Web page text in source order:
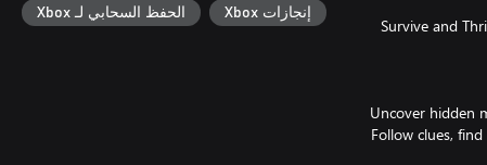
Survive and
Uncover hidden
Follow clues,
إنجازات Xbox الحفظ السحابي لـ Xbox